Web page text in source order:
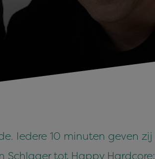
Iedere 10 minuten geven zij
Schlager tot Happy Hardcore;